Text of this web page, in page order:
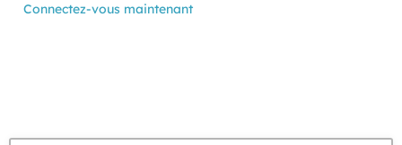
Connectez-vous maintenant